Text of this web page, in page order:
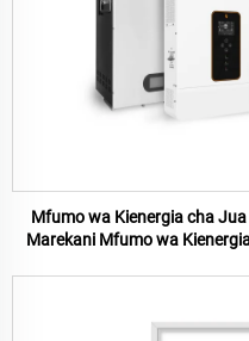
Mfumo wa Kienergia cha
Marekani Mfumo wa